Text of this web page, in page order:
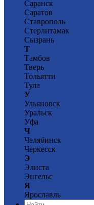
Саранск
Саратов
Ставрополь
Стерлитамак
Сызрань
Т
Тамбов
Тверь
Тольятти
Тула
У
Ульяновск
Уральск
Уфа
Ч
Челябинск
Черкесск
Э
Элиста
Энгельс
Я
Ярославль